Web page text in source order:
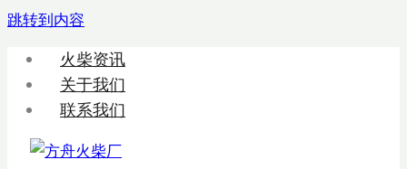
跳转到内容
火柴资讯
关于我们
联系我们